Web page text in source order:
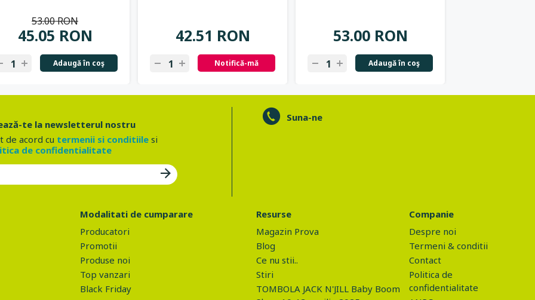
45.05 RON
53.00 RON
Adaugă în coş
42.51 RON
Notifică-mă
53.00 RON
Adaugă în coş
te la newsletterul nostru
de acord cu termenii si conditiilesi
de confidentialitate
Suna-ne
Modalitati de cumparare
Producatori
Promotii
Produse noi
Top vanzari
Black Friday
Resurse
Magazin Prova
Blog
Ce nu stii..
Stiri
TOMBOLA JACK N'JILL Baby Boom
Companie
Despre noi
Termeni & conditii
Contact
Politica de
confidentialitate